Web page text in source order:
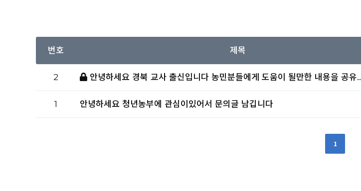
번호 제목
2 안녕하세요 경북 교사 출신입니다 농민분들에게 도움이 될만한 내용을 공유..
1 안녕하세요 청년농부에 관심이있어서 문의글 남깁니다
1